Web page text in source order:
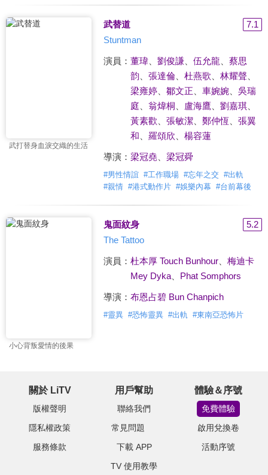
武打替身血淚交織的生活
武替道
7.1
Stuntman
演員： 董瑋、 劉俊謙、 伍允龍
蔡思
韵、 張達倫、 杜燕歌 林耀聲、
梁雍婷、 鄒文正 車婉婉、 吳瑞
庭
翁煒桐 盧海鷹、 劉嘉琪、
黃素歡
張敏潔、 鄭仲恆、 張翼
和
羅頌欣 楊容蓮
導演： 梁冠堯 梁冠舜
#男性情誼 #工作職場 #忘年之交 #出軌
#親情 #港式動作片 #娛樂內幕 #台前幕後
小心背叛愛情的後果
鬼面紋身
5.2
The Tattoo
演員： 杜本厚 Touch Bunhour、 梅迪卡
Mey Dyka、 Phat Somphors
導演： 布恩占碧 Bun Chanpich
#靈異 #恐怖靈異 #出軌 #東南亞恐怖片
關於 LiTV
版權聲明
隱私權政策
服務條款
用戶幫助
聯絡我們
常見問題
下載 APP
TV 使用教學
體驗＆序號
免費體驗
啟用兌換卷
活動序號